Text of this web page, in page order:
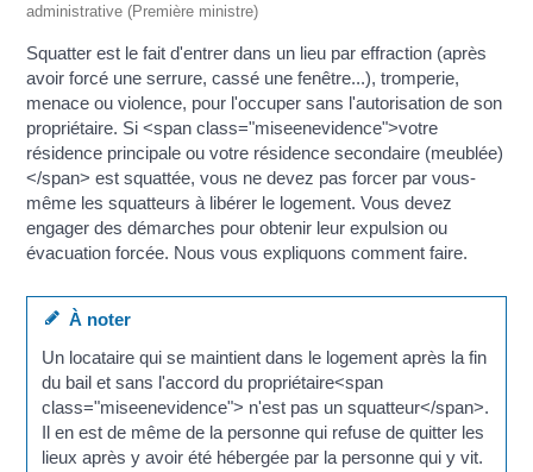
administrative (Première ministre)
Squatter est le fait d'entrer dans un lieu par effraction (après
avoir forcé une serrure, cassé une fenêtre...), tromperie,
menace ou violence, pour l'occuper sans l'autorisation de son
propriétaire. Si <span class="miseenevidence">votre
résidence principale ou votre résidence secondaire (meublée)
</span> est squattée, vous ne devez pas forcer par vous-
même les squatteurs à libérer le logement. Vous devez
engager des démarches pour obtenir leur expulsion ou
évacuation forcée. Nous vous expliquons comment faire.
À noter
Un locataire qui se maintient dans le logement après la fin
du bail et sans l'accord du propriétaire<span
class="miseenevidence"> n'est pas un squatteur</span>.
Il en est de même de la personne qui refuse de quitter les
lieux après y avoir été hébergée par la personne qui y vit.